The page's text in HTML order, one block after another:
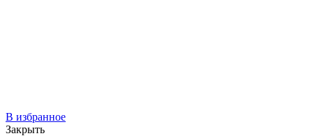
В избранное
Закрыть